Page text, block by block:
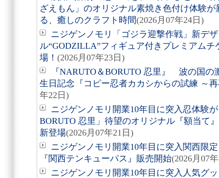
ざえもん」のオリジナル素焼き色付け体験
る、癒しのクラフト時間(2026月07年24日)
ニジゲンノモリ「ゴジラ迎撃作戦」新デ
ル“GODZILLA”フィギュア付きプレミアム
場！ (2026月07年23日)
『NARUTO＆BORUTO 忍里』 波の国の
生日記念『コピー忍者カカシからの試練 ～
年22日)
ニジゲンノモリ開業10年目に突入忍体験
BORUTO 忍里」待望のオリジナル『額当て
新登場(2026月07年21日)
ニジゲンノモリ開業10年目に突入関西限
『関西テンキューパス』販売開始(2026月07
ニジゲンノモリ開業10年目に突入人気グ